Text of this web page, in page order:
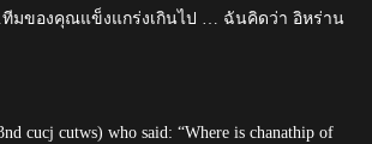
มของคุณแข็งแกร่งเกินไป … ฉันคิดว่า อิหร่าน
cucj cutws) who said: “Where is chanathip of